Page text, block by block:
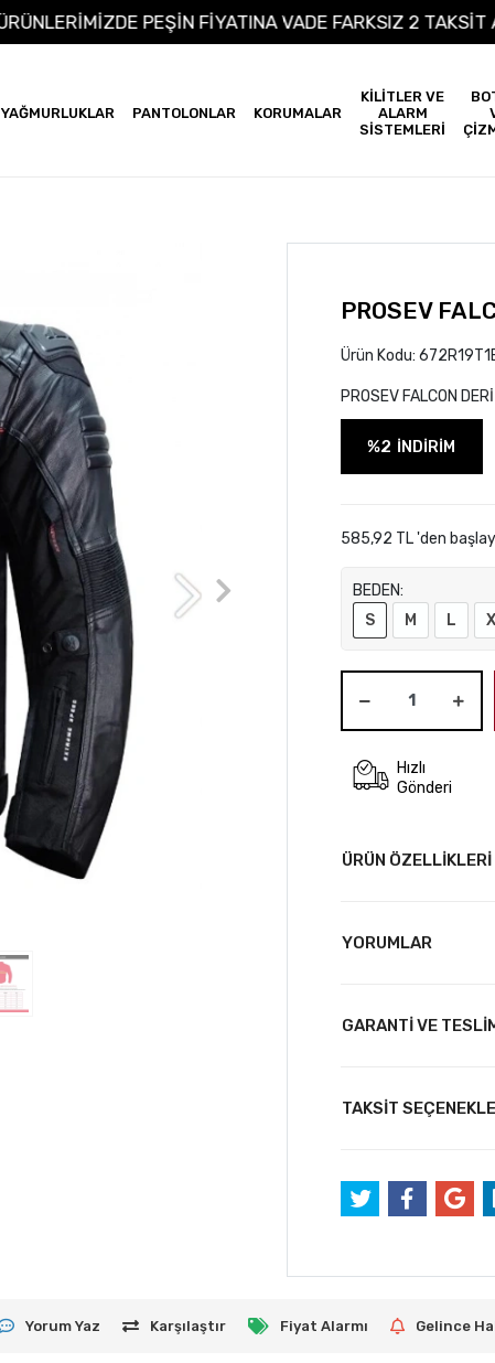
TÜM ÜRÜNLERİMİZDE PEŞİN FİYATINA VADE FARKSIZ 2
YAĞMURLUKLAR PANTOLONLAR KORUMALAR
KİLİTLER VE
ALARM
SİSTEMLERİ
PROSEV
Ürün Kodu:
PROSEV FALCON
%2 İNDİRİM
585,92 TL 'den
BEDEN:
S
M L
Hızlı
Gönderi
ÜRÜN ÖZELLİKLERİ
YORUMLAR
GARANTİ VE
TAKSİT
Yorum Yaz Karşılaştır Fiyat Alarmı Gelince